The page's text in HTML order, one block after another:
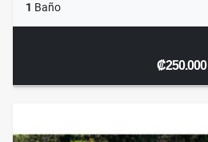
1 Baño
₡250.000